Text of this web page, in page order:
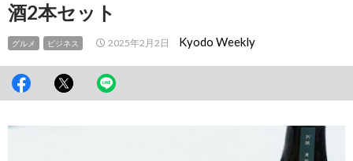
酒2本セット
グルメ ビジネス 2025年2月2日 Kyodo Weekly